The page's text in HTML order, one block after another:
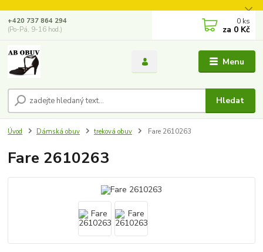
Menu
Hledat
+420 737 864 294
(Po-Pá, 9-16 hod.)
0 ks
za 0 Kč
Úvod Dámská obuv treková obuv Fare 2610263
Fare 2610263